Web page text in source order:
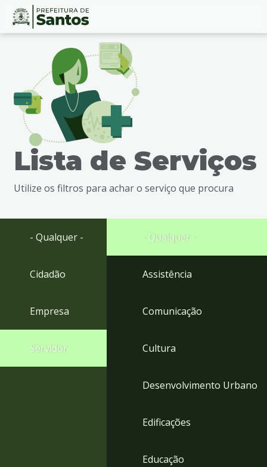
Ir
busca
Ir
Conteúdo
Lista de Serviços
Utilize os filtros para achar o serviço que procura
- Qualquer -
Cidadão
Empresa
Servidor
- Qualquer -
Assistência
Comunicação
Cultura
Desenvolvimento Urbano
Edificações
Educação